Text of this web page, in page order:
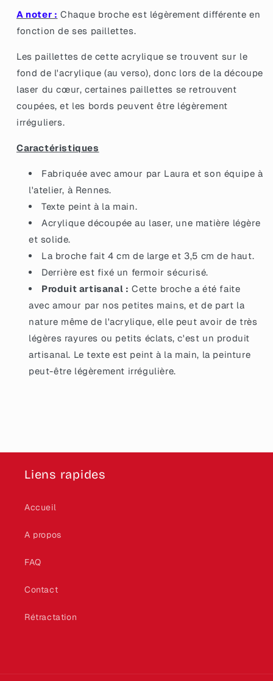
A noter : Chaque broche est légèrement différente en
fonction de ses paillettes.
Les paillettes de cette acrylique se trouvent sur le
fond de l'acrylique (au verso), donc lors de la découpe
laser du cœur, certaines paillettes se retrouvent
coupées, et les bords peuvent être légèrement
irréguliers.
Caractéristiques
Fabriquée avec amour par Laura et son équipe à
l'atelier, à Rennes.
Texte peint à la main.
Acrylique découpée au laser, une matière légère
et solide.
La broche fait 4 cm de large et 3,5 cm de haut.
Derrière est fixé un fermoir sécurisé.
Produit artisanal : Cette broche a été faite
avec amour par nos petites mains, et de part la
nature même de l'acrylique, elle peut avoir de très
légères rayures ou petits éclats, c'est un produit
artisanal. Le texte est peint à la main, la peinture
peut-être légèrement irrégulière.
Liens rapides
Accueil
A propos
FAQ
Contact
Rétractation